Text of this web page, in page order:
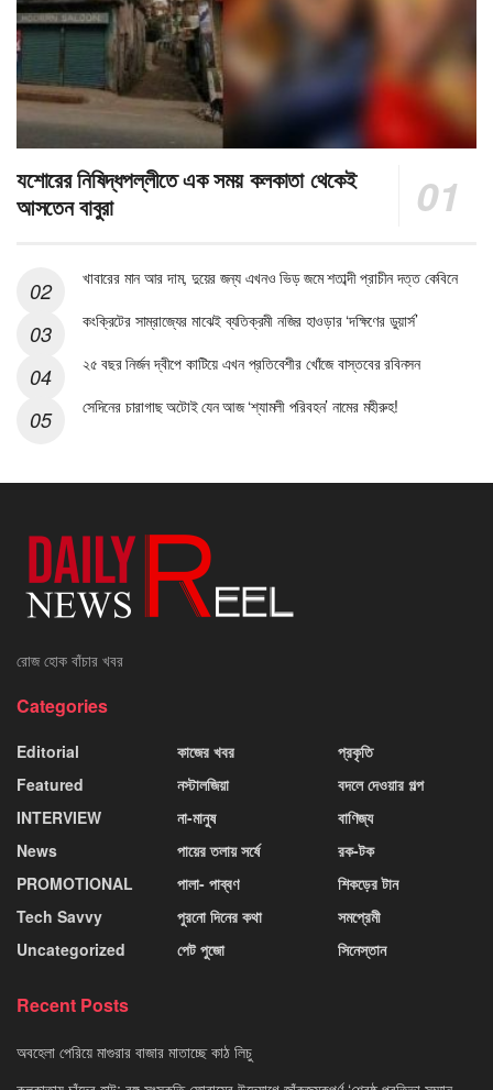
যশোরের নিষিদ্ধপল্লীতে এক সময় কলকাতা থেকেই
আসতেন বাবুরা
খাবারের মান আর দাম, দুয়ের জন্য এখনও ভিড় জমে শতাব্দী প্রাচীন দত্ত কেবিনে
কংক্রিটের সাম্রাজ্যের মাঝেই ব্যতিক্রমী নজির হাওড়ার ‘দক্ষিণের ডুয়ার্স’
২৫ বছর নির্জন দ্বীপে কাটিয়ে এখন প্রতিবেশীর খোঁজে বাস্তবের রবিনসন
সেদিনের চারাগাছ অটোই যেন আজ ‘শ্যামলী পরিবহন’ নামের মহীরুহ!
রোজ হোক বাঁচার খবর
Categories
Editorial
Featured
INTERVIEW
News
PROMOTIONAL
Tech Savvy
Uncategorized
কাজের খবর
নস্টালজিয়া
না-মানুষ
পায়ের তলায় সর্ষে
পালা- পাব্বণ
পুরনো দিনের কথা
পেট পুজো
প্রকৃতি
বদলে দেওয়ার গল্প
বাণিজ্য
রক-টক
শিকড়ের টান
সমপ্রেমী
সিনেস্তান
Recent Posts
অবহেলা পেরিয়ে মাগুরার বাজার মাতাচ্ছে কাঠ লিচু